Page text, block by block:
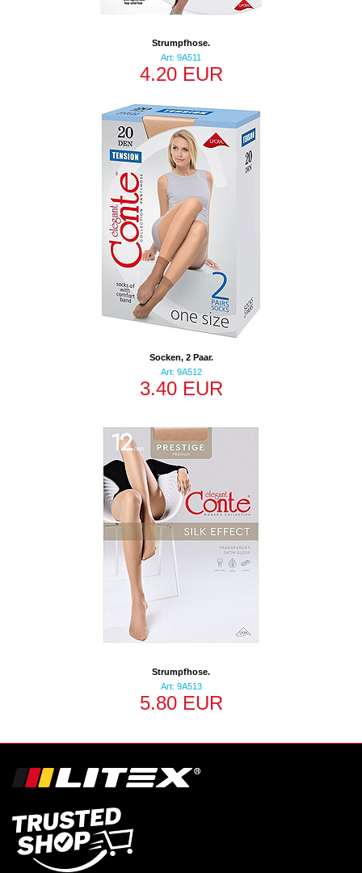
Strumpfhose.
Art: 9A511
4.20 EUR
Socken, 2 Paar.
Art: 9A512
3.40 EUR
Strumpfhose.
Art: 9A513
5.80 EUR